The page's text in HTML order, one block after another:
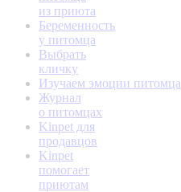
из приюта
Беременность
у питомца
Выбрать
кличку
Изучаем эмоции питомца
Журнал
о питомцах
Kinpet для
продавцов
Kinpet
помогает
приютам